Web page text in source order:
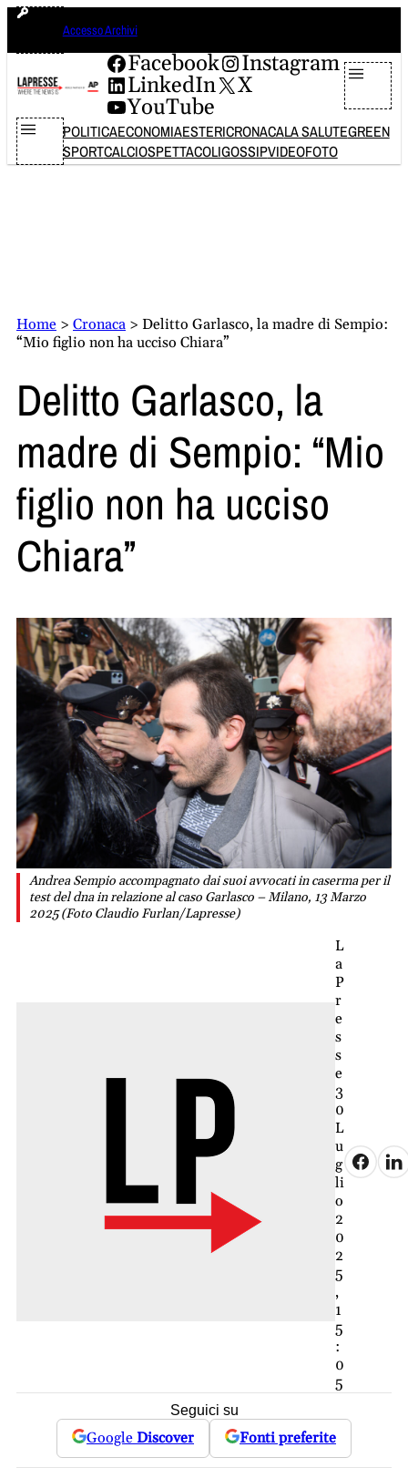
Vai
contenuto
Accesso Archivi
Facebook
Instagram
LinkedIn
X
YouTube
POLITICAECONOMIAESTERICRONACALA SALUTEGREEN
SPORTCALCIOSPETTACOLIGOSSIPVIDEOFOTO
Home > Cronaca > Delitto Garlasco, la madre di Sempio:
“Mio figlio non ha ucciso Chiara”
Delitto Garlasco, la
madre di Sempio: “Mio
figlio non ha ucciso
Chiara”
Andrea Sempio accompagnato dai suoi avvocati in caserma per il
test del dna in relazione al caso Garlasco – Milano, 13 Marzo
2025 (Foto Claudio Furlan/Lapresse)
L
a
P
r
e
s
s
e
3
0
L
u
g
li
o
2
0
2
5
,
1
5
:
0
5
Seguici su
Google Discover Fonti preferite